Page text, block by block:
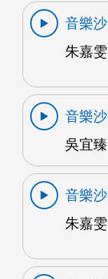
音樂
朱嘉
音樂
吳宜
音樂
朱嘉